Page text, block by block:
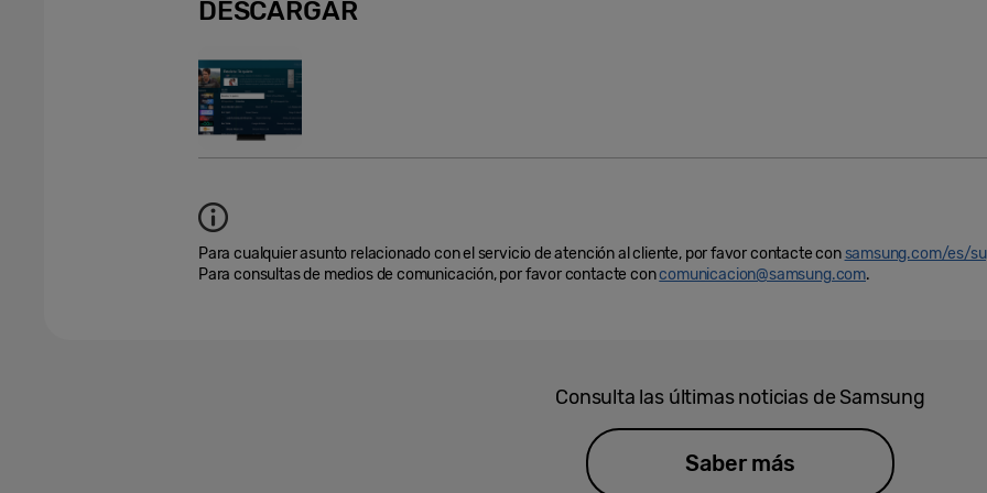
DESCARGAR
Para cualquier asunto relacionado con el servicio de atención al cliente, por favor contacte consamsung.com/es/
Para consultas de medios de comunicación, por favor contacte concomunicacion@samsung.com.
Consulta las últimas noticias de Samsung
Saber más